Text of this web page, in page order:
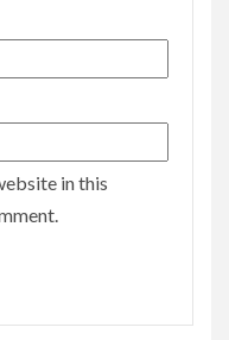
in this